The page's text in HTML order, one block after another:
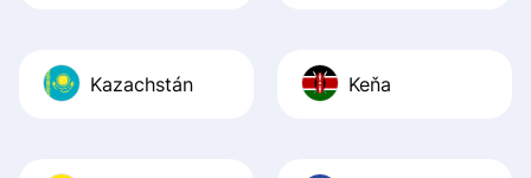
Kazachstán Keňa